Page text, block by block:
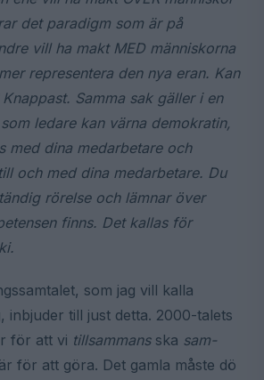
det paradigm som är på
vill ha makt MED människorna
representera den nya eran. Kan
Samma sak gäller i en
ledare kan värna demokratin,
med dina medarbetare och
och med dina medarbetare. Du
rörelse och lämnar över
finns. Det kallas för
som jag vill kalla
inbjuder till just detta. 2000-talets
för att vi tillsammansska sam-
för att göra. Det gamla måste dö